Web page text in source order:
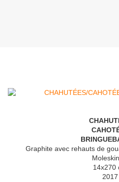
Graphite avec rehauts de
14x270
2017